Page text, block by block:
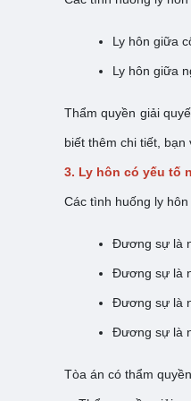
Ly hôn giữa
Ly hôn giữa
Thẩm quyền giải
biết thêm chi tiết, bạn
3. Ly hôn có yếu tố
Các tình huống ly
Đương sự là
Đương sự là
Đương sự là
Đương sự là
Tòa án có thẩm